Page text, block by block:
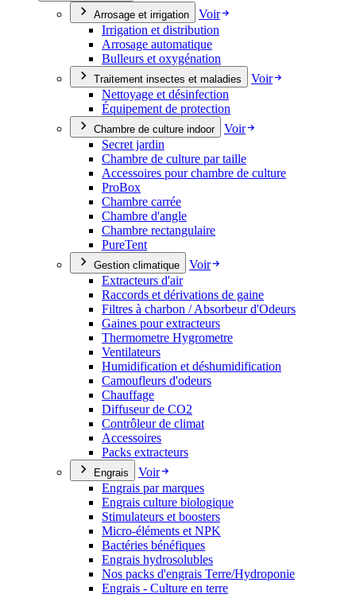
Arrosage et irrigation
Voir
Irrigation et distribution
Arrosage automatique
Bulleurs et oxygénation
Traitement insectes et maladies
Voir
Nettoyage et désinfection
Équipement de protection
Chambre de culture indoor
Voir
Secret jardin
Chambre de culture par taille
Accessoires pour chambre de culture
ProBox
Chambre carrée
Chambre d'angle
Chambre rectangulaire
PureTent
Gestion climatique
Voir
Extracteurs d'air
Raccords et dérivations de gaine
Filtres à charbon / Absorbeur d'Odeurs
Gaines pour extracteurs
Thermometre Hygrometre
Ventilateurs
Humidification et déshumidification
Camoufleurs d'odeurs
Chauffage
Diffuseur de CO2
Contrôleur de climat
Accessoires
Packs extracteurs
Engrais
Voir
Engrais par marques
Engrais culture biologique
Stimulateurs et boosters
Micro-éléments et NPK
Bactéries bénéfiques
Engrais hydrosolubles
Nos packs d'engrais Terre/Hydroponie
Engrais - Culture en terre